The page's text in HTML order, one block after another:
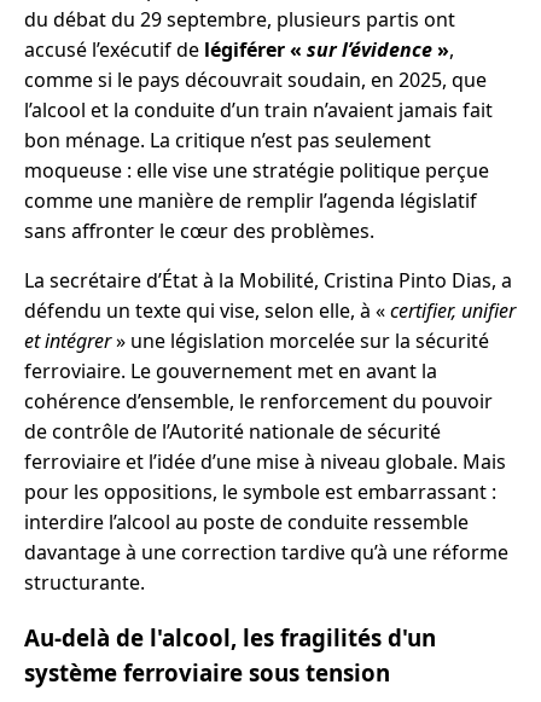
du débat du 29 septembre, plusieurs partis ont
accusé l’exécutif de légiférer « sur l’évidence»,
comme si le pays découvrait soudain, en 2025, que
l’alcool et la conduite d’un train n’avaient jamais fait
bon ménage. La critique n’est pas seulement
moqueuse : elle vise une stratégie politique perçue
comme une manière de remplir l’agenda législatif
sans affronter le cœur des problèmes.
La secrétaire d’État à la Mobilité, Cristina Pinto Dias, a
défendu un texte qui vise, selon elle, à «certifier, unifier
et intégrer» une législation morcelée sur la sécurité
ferroviaire. Le gouvernement met en avant la
cohérence d’ensemble, le renforcement du pouvoir
de contrôle de l’Autorité nationale de sécurité
ferroviaire et l’idée d’une mise à niveau globale. Mais
pour les oppositions, le symbole est embarrassant :
interdire l’alcool au poste de conduite ressemble
davantage à une correction tardive qu’à une réforme
structurante.
Au-delà de l'alcool, les fragilités d'un
système ferroviaire sous tension